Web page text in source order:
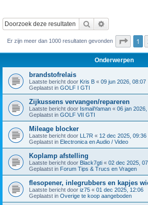
Zoek
Er zijn meer dan 1000 resultaten gevonden 1
Onderwerpen
brandstofrelais
Laatste bericht door Kris B « 09 jun 2026, 08:07
Geplaatst in GOLF I GTI
Zijkussens vervangen/repareren
Laatste bericht door IsmailYaman « 06 jan
Geplaatst in GOLF VII GTI
Mileage blocker
Laatste bericht door LL7R « 12 dec 2025, 09:36
Geplaatst in Electronica en Audio / Video
Koplamp afstelling
Laatste bericht door Black7gti « 02 dec 2025,
Geplaatst in Forum Tips & Trucs en Vragen
flesopener, inlegrubbers en kapjes
Laatste bericht door iz75 « 01 dec 2025, 12:06
Geplaatst in Overige te koop aangeboden